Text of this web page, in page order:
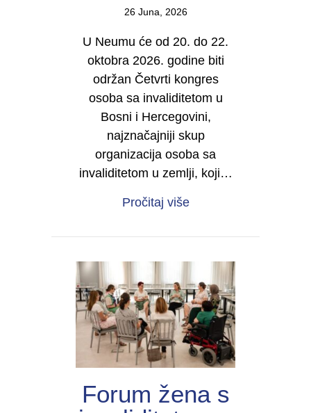
26 Juna, 2026
U Neumu će od 20. do 22.
oktobra 2026. godine biti
održan Četvrti kongres
osoba sa invaliditetom u
Bosni i Hercegovini,
najznačajniji skup
organizacija osoba sa
invaliditetom u zemlji, koji…
Pročitaj višeabout Četvrti
Forum žena s